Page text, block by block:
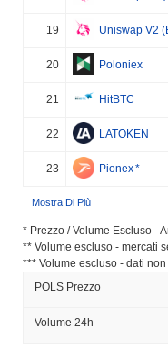
19 Uniswap V2
20 Poloniex
21 HitBTC
22 LATOKEN
23 Pionex*
Mostra Di Più
* Prezzo / Volume Escluso -
** Volume escluso - mercati
*** Volume escluso - dati
POLS Prezzo
Volume 24h